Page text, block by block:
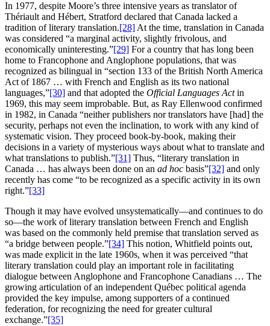
In 1977, despite Moore’s three intensive years as translator of
Thériault and Hébert, Stratford declared that Canada lacked a
tradition of literary translation.[28] At the time, translation in Canada
was considered “a marginal activity, slightly frivolous, and
economically uninteresting.”[29] For a country that has long been
home to Francophone and Anglophone populations, that was
recognized as bilingual in “section 133 of the British North America
Act of 1867 … with French and English as its two national
languages,”[30] and that adopted the Official Languages Actin
1969, this may seem improbable. But, as Ray Ellenwood confirmed
in 1982, in Canada “neither publishers nor translators have [had] the
security, perhaps not even the inclination, to work with any kind of
systematic vision. They proceed book‑by‑book, making their
decisions in a variety of mysterious ways about what to translate and
what translations to publish.”[31] Thus, “literary translation in
Canada … has always been done on an ad hoc basis”[32] and only
recently has come “to be recognized as a specific activity in its own
right.”[33]
Though it may have evolved unsystematically—and continues to do
so—the work of literary translation between French and English
was based on the commonly held premise that translation served as
“a bridge between people.”[34] This notion, Whitfield points out,
was made explicit in the late 1960s, when it was perceived “that
literary translation could play an important role in facilitating
dialogue between Anglophone and Francophone Canadians … The
growing articulation of an independent Québec political agenda
provided the key impulse, among supporters of a continued
federation, for recognizing the need for greater cultural
exchange.”[35]